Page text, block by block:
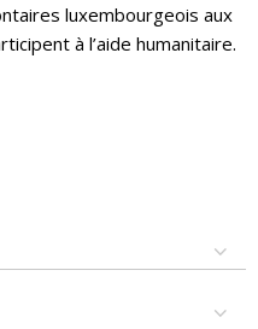
luxembourgeois aux
à l’aide humanitaire.